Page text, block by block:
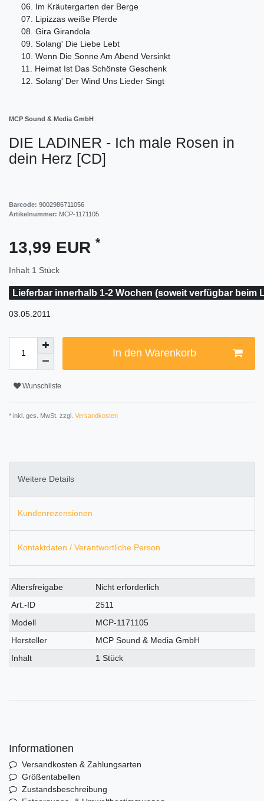
06. Im Kräutergarten der Berge
07. Lipizzas weiße Pferde
08. Gira Girandola
09. Solang' Die Liebe Lebt
10. Wenn Die Sonne Am Abend Versinkt
11. Heimat Ist Das Schönste Geschenk
12. Solang' Der Wind Uns Lieder Singt
MCP Sound & Media GmbH
DIE LADINER - Ich male Rosen in
dein Herz [CD]
Barcode: 9002986711056
Artikelnummer: MCP-1171105
13,99 EUR *
Inhalt 1 Stück
Lieferbar innerhalb 1-2 Wochen (soweit verfügbar beim
03.05.2011
In den Warenkorb
Wunschliste
* inkl. ges. MwSt. zzgl. Versandkosten
Weitere Details
Kundenrezensionen
Kontaktdaten / Verantwortliche Person
Technisches
Merkmal
Wert
Altersfreigabe
Nicht erforderlich
Art.-ID
2511
Modell
MCP-1171105
Hersteller
MCP Sound & Media GmbH
Inhalt
1 Stück
Informationen
Versandkosten & Zahlungsarten
Größentabellen
Zustandsbeschreibung